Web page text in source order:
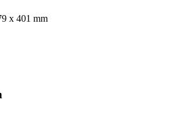
x 401 mm